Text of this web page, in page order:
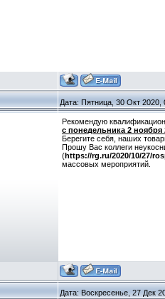
Дата: Пятница, 30 Окт
Рекомендую
с понедельника 2 ноября
Берегите себя, наших
Прошу Вас коллеги
(https://rg.ru/2020/10/27/
массовых мероприятий.
Дата: Воскресенье, 27 Дек